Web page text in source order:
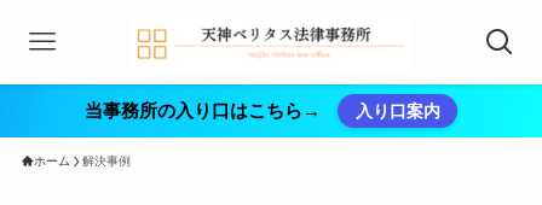
当事務所の入り口はこちら→ 入り口案内
ホーム 解決事例